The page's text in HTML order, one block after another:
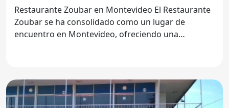
Restaurante Zoubar en Montevideo El Restaurante
Zoubar se ha consolidado como un lugar de
encuentro en Montevideo, ofreciendo una